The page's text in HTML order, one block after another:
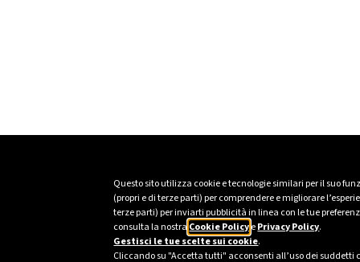
Questo sito utilizza cookie e tecnologie similari per il suo
(propri e di terze parti) per comprendere e migliorare
terze parti) per inviarti pubblicità in linea con le tue
consulta la nostra Cookie PolicyePrivacy Policy.
Gestisci le tue scelte sui cookie.
Cliccando su "Accetta tutti" acconsenti all’uso dei suddetti